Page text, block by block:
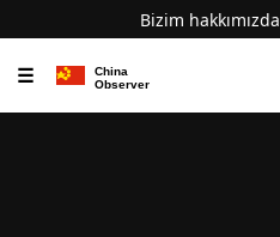
Bizim hakkımızda
☰